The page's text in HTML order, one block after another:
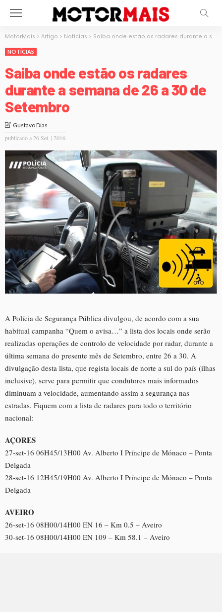
MotorMais > Artigo > Notícias > Saiba onde estão os radares durante a semana de 26 a 30 de Setembro
NOTÍCIAS
Saiba onde estão os radares
durante a semana de 26 a 30 de
Setembro
Gustavo Dias
publicado a26 Set. | 2016
A Polícia de Segurança Pública divulgou, de acordo com a sua
habitual campanha “Quem o avisa…” a lista dos locais onde serão
realizadas operações de controlo de velocidade por radar, durante a
última semana do presente mês de Setembro, entre 26 a 30. A
divulgação desta lista, que regista locais de norte a sul do país (ilhas
inclusive), serve para permitir que condutores mais informados
diminuam a velocidade, aumentando assim a segurança nas
estradas. Fiquem com a lista de radares para todo o território
nacional:
AÇORES
27-set-16 06H45/13H00 Av. Alberto I Príncipe de Mónaco – Ponta
Delgada
28-set-16 12H45/19H00 Av. Alberto I Príncipe de Mónaco – Ponta
Delgada
AVEIRO
26-set-16 08H00/14H00 EN 16 – Km 0.5 – Aveiro
30-set-16 08H00/14H00 EN 109 – Km 58.1 – Aveiro